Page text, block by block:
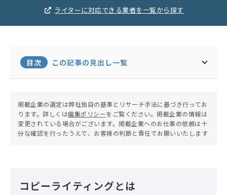
ライターに対応できる業者を一覧から探す
目次 この記事の見出し一覧
掲載企業の選定は弊社独自の基準とリサーチ手法に基づき行ってお
ります。詳しくは編集ポリシーをご覧ください。掲載企業の情報は
変更されている場合がございます。掲載企業へのお仕事の依頼は十
分な確認を行ったうえで、お客様の判断と責任でお願いいたします
コピーライティングとは